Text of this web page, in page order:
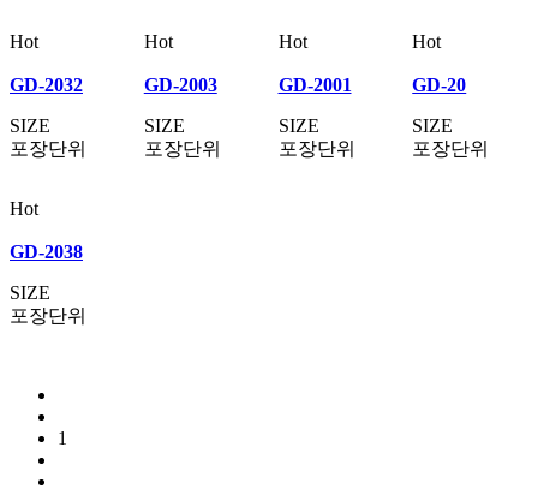
Hot
GD-2032
SIZE
포장단위
Hot
GD-2003
SIZE
포장단위
Hot
GD-2001
SIZE
포장단위
Hot
GD-20
SIZE
포장단위
Hot
GD-2038
SIZE
포장단위
1